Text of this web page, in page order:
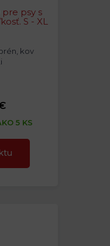
psy s
S - XL
kov
5 KS